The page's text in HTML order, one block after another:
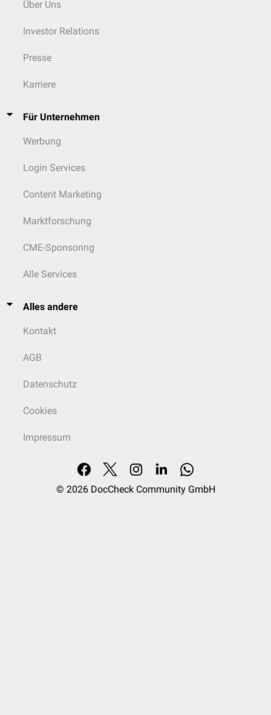
Über Uns
Investor Relations
Presse
Karriere
Für Unternehmen
Werbung
Login Services
Content Marketing
Marktforschung
CME-Sponsoring
Alle Services
Alles andere
Kontakt
AGB
Datenschutz
Cookies
Impressum
© 2026 DocCheck Community GmbH